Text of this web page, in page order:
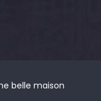
belle maison